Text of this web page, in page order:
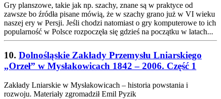
Gry planszowe, takie jak np. szachy, znane są w praktyce od
zawsze bo źródła pisane mówią, że w szachy grano już w VI wieku
naszej ery w Persji. Jeśli chodzi natomiast o gry komputerowe to ich
popularność w Polsce rozpoczęła się gdzieś na początku w latach...
10. Dolnośląskie Zakłady Przemysłu Lniarskiego
„Orzeł” w Mysłakowicach 1842 – 2006. Część 1
Zakłady Lniarskie w Mysłakowicach – historia powstania i
rozwoju. Materiały zgromadził Emil Pyzik